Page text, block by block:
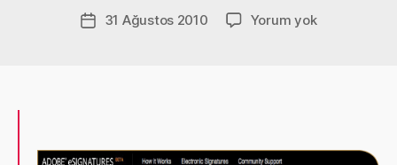
Yazının
yazarı
v
ri
ş
Yazı31 Ağustos 2010 Yorum yokBelgelerinizi